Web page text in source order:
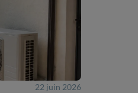
22 juin 2026